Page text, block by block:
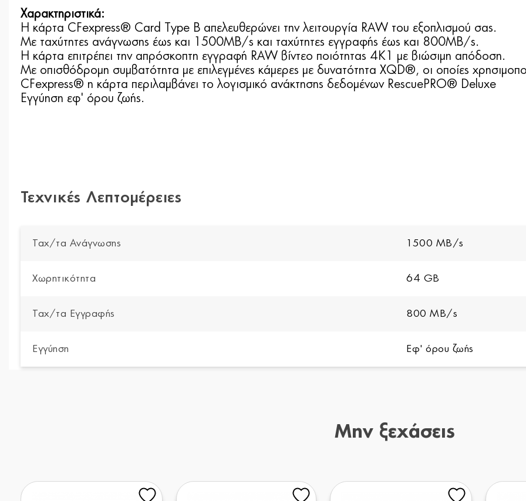
Χαρακτηριστικά:
Η κάρτα CFexpress® Card Type B απελευθερώνει την λειτουργία RAW του εξοπλισμού σας.
Με ταχύτητες ανάγνωσης έως και 1500MB/s και ταχύτητες εγγραφής έως και 800MB/s.
Η κάρτα επιτρέπει την απρόσκοπτη εγγραφή RAW βίντεο ποιότητας 4K1 με βιώσιμη απόδοση.
Με οπισθόδρομη συμβατότητα με επιλεγμένες κάμερες με δυνατότητα XQD®, οι οποίες
CFexpress® η κάρτα περιλαμβάνει το λογισμικό ανάκτησης δεδομένων RescuePRO® Deluxe
Εγγύηση εφ' όρου ζωής.
Τεχνικές Λεπτομέρειες
Ταχ/τα Ανάγνωσης 1500 MB/s
Χωρητικότητα 64 GB
Ταχ/τα Εγγραφής 800 MB/s
Εγγύηση Εφ' όρου ζωής
Μην ξεχάσεις